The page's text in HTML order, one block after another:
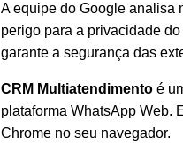
A equipe do Google analisa
perigo para a privacidade
garante a segurança das
CRM Multiatendimento é
plataforma WhatsApp Web.
Chrome no seu navegador.